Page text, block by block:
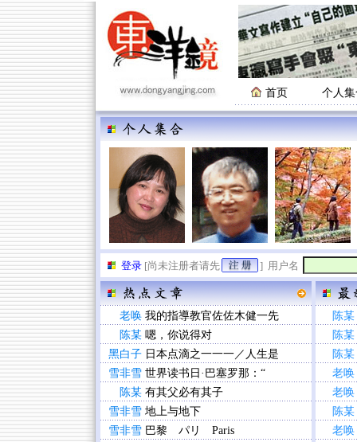
首页 个人
登录 [尚未注册者请先 ] 用户名
老唤
陈某
黑白子
雪非雪
陈某
雪非雪
雪非雪
我的指導教官佐佐木健一先
嗯，你说得对
日本点滴之一一一／人生是
世界读书日·巴塞罗那：“
有其父必有其子
地上与地下
巴黎 パリ Paris
陈某
陈某
陈某
老唤
老唤
陈某
老唤